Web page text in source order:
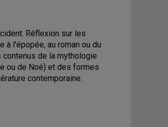
Réflexion sur les
à l'épopée, au roman ou du
de la mythologie
ou de Noé) et des formes
contemporaine.